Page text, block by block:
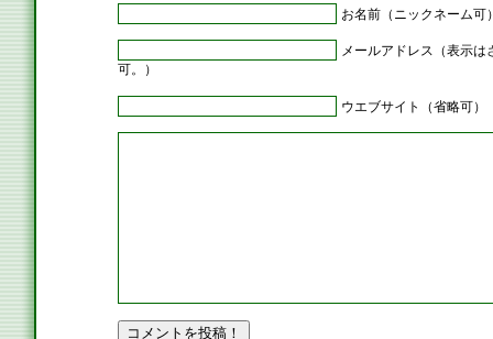
お名前（ニックネーム可
メールアドレス（表示
可。）
ウエブサイト（省略可）